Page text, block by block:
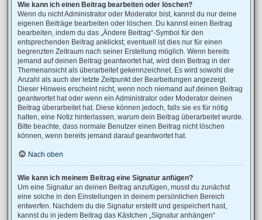
Wie kann ich einen Beitrag bearbeiten oder löschen?
Wenn du nicht Administrator oder Moderator bist, kannst du nur deine
eigenen Beiträge bearbeiten oder löschen. Du kannst einen Beitrag
bearbeiten, indem du das „Ändere Beitrag“-Symbol für den
entsprechenden Beitrag anklickst; eventuell ist dies nur für einen
begrenzten Zeitraum nach seiner Erstellung möglich. Wenn bereits
jemand auf deinen Beitrag geantwortet hat, wird dein Beitrag in der
Themenansicht als überarbeitet gekennzeichnet. Es wird sowohl die
Anzahl als auch der letzte Zeitpunkt der Bearbeitungen angezeigt.
Dieser Hinweis erscheint nicht, wenn noch niemand auf deinen Beitrag
geantwortet hat oder wenn ein Administrator oder Moderator deinen
Beitrag überarbeitet hat. Diese können jedoch, falls sie es für nötig
halten, eine Notiz hinterlassen, warum dein Beitrag überarbeitet wurde.
Bitte beachte, dass normale Benutzer einen Beitrag nicht löschen
können, wenn bereits jemand darauf geantwortet hat.
Nach oben
Wie kann ich meinem Beitrag eine Signatur anfügen?
Um eine Signatur an deinen Beitrag anzufügen, musst du zunächst
eine solche in den Einstellungen in deinem persönlichen Bereich
entwerfen. Nachdem du die Signatur erstellt und gespeichert hast,
kannst du in jedem Beitrag das Kästchen „Signatur anhängen“